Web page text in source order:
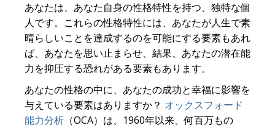
あなたは、あなた自身の性格特性を持つ、独特な個
人です。これらの性格特性には、あなたが人生で素
晴らしいことを達成するのを可能にする要素もあれ
ば、あなたを思い止まらせ、結果、あなたの潜在能
力を抑圧する恐れがある要素もあります。
あなたの性格の中に、あなたの成功と幸福に影響を
与えている要素はありますか？ オックスフォード
能力分析 （OCA）は、1960年以来、何百万もの